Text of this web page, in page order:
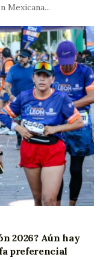
Mexicana...
2026? Aún hay
preferencial